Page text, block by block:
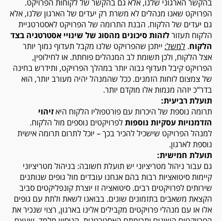
בהקשר הארגוני שלנו, אלא גם בהקשר של לקוחות הפרויקט.
הפרויקט שאנו מנהלים לא משרת רק יעדים של הארגון שלנו, אלא
גם יעדים של הלקוח. הבנת התרומה של הפרויקט לאסטרטגיית
הלקוח תעזורלזהות סיכונים מהסוג של שינויי אסטרטגיה בצד
הלקוח. למשל: ייתכן שהפרויקט שלנו מקבל תעדוף נמוך יותר
אצל הלקוח, ולכן תשומת לב המנהלים פוחתת. או לחילופין,
הפרויקט קיבל תעדוף גבוה יותר במהלך הפרויקט, ותידרש בחינה
של צמצום לוחות הזמנים. ככל שהמנהל יהיה מעורב יותר, הוא
בדר"כ יזהה מגמות אלו מוקדם יותר.
תועלת רביעית:
תרומה נוספת של היכרות עם פורטפוליו הלקוח היאזיהוי
הזדמנויות עסקיות נוספותלפרויקטים נוספים מול הלקוח.
למנהל הפרויקט שישכיל להכיר בכך – יוכל לתרום תרומה אישית
נוספת לארגון.
תועלת חמישית:
גם עבור ניהול מטריציוני יש תועלת חשובה: בניהול מטריציוני
קיימות סיטואציות רבות בהם אנחנו עובדים מול גופים שנותנים
שירותים לפרויקטים רבים. סיטואציה זו יוצרת קונפליקטים סביב
הקצאת משאבים בתזמונים שונים. בבואנו לשאת ולתת עם גופים
אלו או עם מנהלי פרויקטים מקבילים אלינו בארגון, רצוי שנכיר את